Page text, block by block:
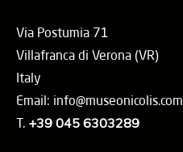
Via Postumia 71
Villafranca di Verona (VR)
Italy
Email: info@museonicolis.com
T. +39 045 6303289